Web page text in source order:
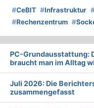
#CeBIT #Infrastruktur
#Rechenzentrum #
PC-Grundausstattung:
braucht man im Alltag
Juli 2026: Die
zusammengefasst